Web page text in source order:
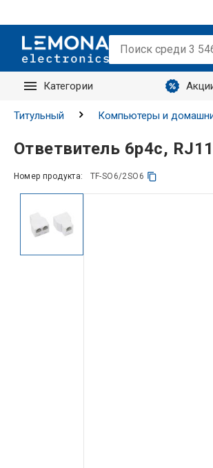
Категории
Запросы
Титульный Компьютеры и
Ответвитель 6p4c,
Номер продукта: TF-SO6/2SO6